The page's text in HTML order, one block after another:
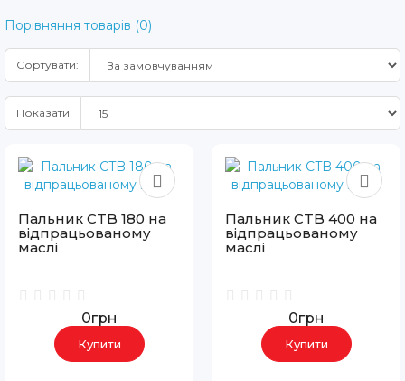
Порівняння товарів (0)
Сортувати:
Показати
Пальник CTB 180 на
відпрацьованому
маслі
0грн
Купити
Пальник CTB 400 на
відпрацьованому
маслі
0грн
Купити